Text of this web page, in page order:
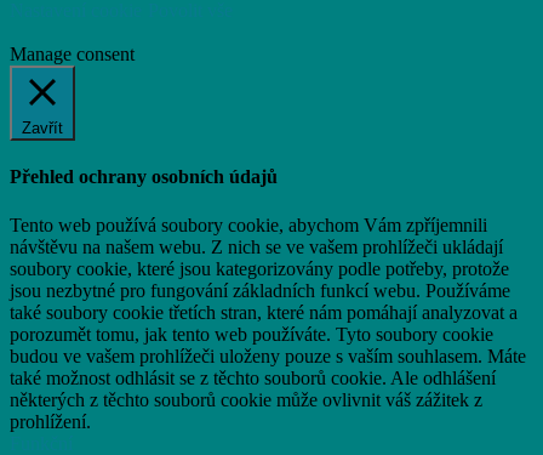
Manage consent
Zavřít
Přehled ochrany osobních údajů
Tento web používá soubory cookie, abychom Vám zpříjemnili
návštěvu na našem webu. Z nich se ve vašem prohlížeči ukládají
soubory cookie, které jsou kategorizovány podle potřeby, protože
jsou nezbytné pro fungování základních funkcí webu. Používáme
také soubory cookie třetích stran, které nám pomáhají analyzovat a
porozumět tomu, jak tento web používáte. Tyto soubory cookie
budou ve vašem prohlížeči uloženy pouze s vaším souhlasem. Máte
také možnost odhlásit se z těchto souborů cookie. Ale odhlášení
některých z těchto souborů cookie může ovlivnit váš zážitek z
prohlížení.